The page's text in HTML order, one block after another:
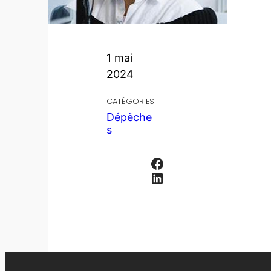
1 mai
2024
CATÉGORIES
Dépêche
s
Facebook
LinkedIn